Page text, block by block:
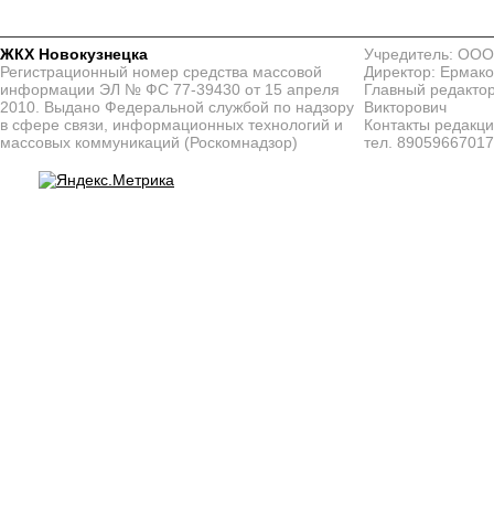
ЖКХ Новокузнецка
Регистрационный номер средства массовой
информации ЭЛ № ФС 77-39430 от 15 апреля
2010. Выдано Федеральной службой по надзору
в сфере связи, информационных технологий и
массовых коммуникаций (Роскомнадзор)
Учредитель:
Директор:
Главный
Викторович
Контакты
тел. 89059667017